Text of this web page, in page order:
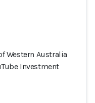
Western Australia
Investment